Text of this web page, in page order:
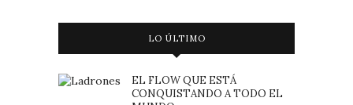
LO ÚLTIMO
EL FLOW QUE ESTÁ
CONQUISTANDO A TODO EL